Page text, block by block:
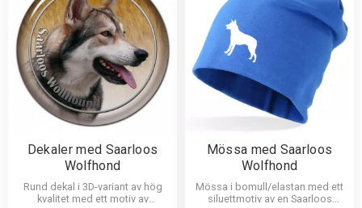
Dekaler med Saarloos
Wolfhond
Rund dekal i 3D-variant av hög
kvalitet med ett motiv av
Mössa med Saarloos
Wolfhond
Mössa i bomull/elastan med ett
siluettmotiv av en Saarloos